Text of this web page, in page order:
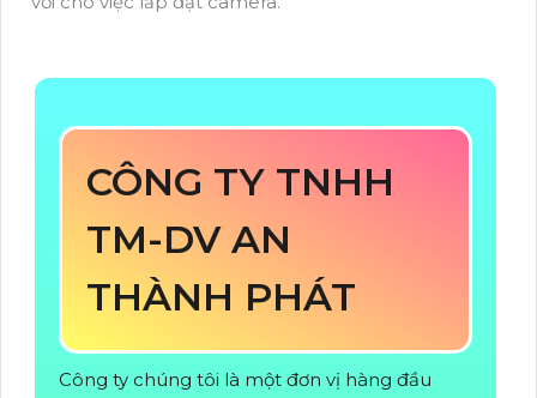
CÔNG TY TNHH
TM-DV AN
THÀNH PHÁT
Công ty chúng tôi là một đơn vị hàng đầu